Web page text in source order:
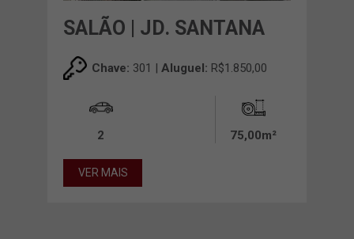
SALÃO | JD. SANTANA
Chave: 301 | Aluguel: R$1.850,00
2 75,00m²
VER MAIS